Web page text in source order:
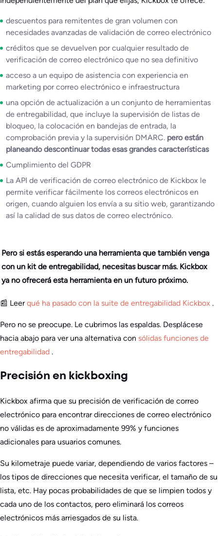
descuentos para remitentes de gran volumen con
necesidades avanzadas de validación de correo electrónico
créditos que se devuelven por cualquier resultado de
verificación de correo electrónico que no sea definitivo
acceso a un equipo de asistencia con experiencia en
marketing por correo electrónico e infraestructura
una opción de actualización a un conjunto de herramientas
de entregabilidad, que incluye la supervisión de listas de
bloqueo, la colocación en bandejas de entrada, la
comprobación previa y la supervisión DMARC. pero están
planeando descontinuar todas esas grandes características
Cumplimiento del GDPR
La API de verificación de correo electrónico de Kickbox le
permite verificar fácilmente los correos electrónicos en
origen, cuando alguien los envía a su sitio web, garantizando
así la calidad de sus datos de correo electrónico.
Pero si estás esperando una herramienta que también venga
con un kit de entregabilidad, necesitas buscar más. Kickbox
ya no ofrecerá esta herramienta en un futuro próximo.
📰 Leerqué ha pasado con la suite de entregabilidad Kickbox .
Pero no se preocupe. Le cubrimos las espaldas. Desplácese
hacia abajo para ver una alternativa con sólidas funciones de
entregabilidad .
Precisión en kickboxing
Kickbox afirma que su precisión de verificación de correo
electrónico para encontrar direcciones de correo electrónico
no válidas es de aproximadamente 99% y funciones
adicionales para usuarios comunes.
Su kilometraje puede variar, dependiendo de varios factores –
los tipos de direcciones que necesita verificar, el tamaño de su
lista, etc. Hay pocas probabilidades de que se limpien todos y
cada uno de los contactos, pero eliminará los correos
electrónicos más arriesgados de su lista.